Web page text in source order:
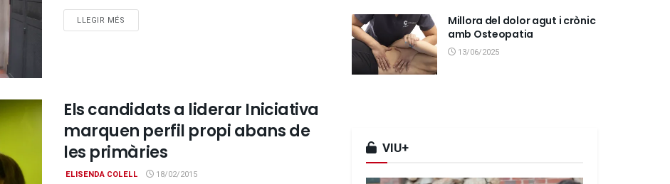
LLEGIR MÉS
Els candidats a liderar Iniciativa
marquen perfil propi abans de
les primàries
ELISENDA COLELL 18/02/2015
Millora del dolor agut i crònic
amb Osteopatia
13/06/2025
VIU+